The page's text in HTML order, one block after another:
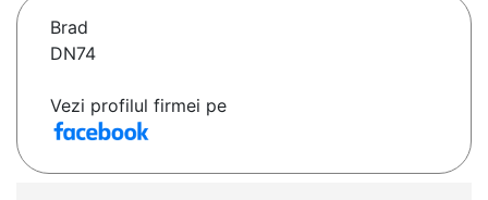
Brad
DN74
Vezi profilul firmei pe